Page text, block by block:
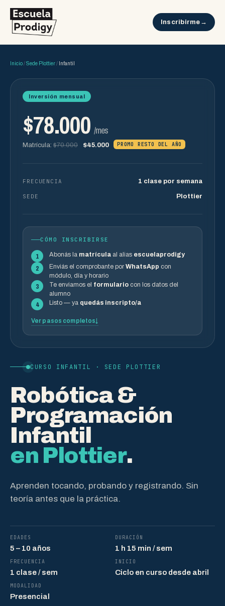
Inscribirme
Inicio/Sede Plottier/ Infantil
CURSO INFANTIL · SEDE PLOTTIER
Robótica &
Programación
Infantil
en Plottier.
Aprenden tocando, probando y registrando. Sin
teoría antes que la práctica.
EDADES
5 – 10 años
DURACIÓN
1 h 15 min / sem
FRECUENCIA
1 clase / sem
INICIO
Ciclo en curso desde abril
MODALIDAD
Presencial
Inversión mensual
$78.000 /mes
Matrícula: $70.000 $45.000 PROMO RESTO DEL AÑO
FRECUENCIA 1 clase por semana
SEDE Plottier
CÓMO INSCRIBIRSE
1 Abonás la matrícula al alias escuelaprodigy
2 Enviás el comprobante por WhatsApp con
módulo, día y horario
3 Te enviamos el formulario con los datos del
alumno
4 Listo — ya quedás inscripto/a
Ver pasos completos